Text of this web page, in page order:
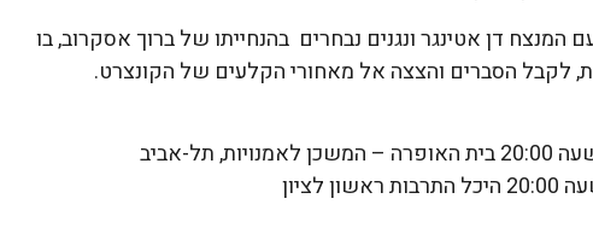
המנצח דן אטינגר ונגנים נבחרים בהנחייתו של ברוך אסקרוב, בו
לקבל הסברים והצצה אל מאחורי הקלעים של הקונצרט.